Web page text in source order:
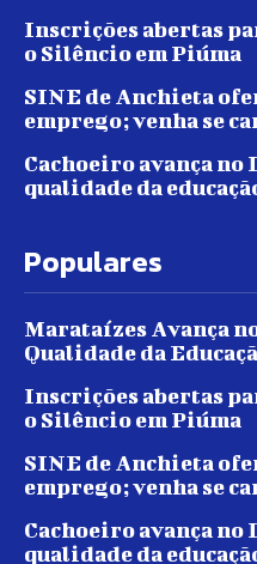
Inscrições abertas
o Silêncio em Piúma
SINE de Anchieta
emprego; venha se
Cachoeiro avança no
qualidade da
Populares
Marataízes Avança
Qualidade da
Inscrições abertas
o Silêncio em Piúma
SINE de Anchieta
emprego; venha se
Cachoeiro avança no
qualidade da